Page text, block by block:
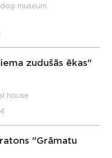
museum
zudušās ēkas"
house
"Grāmatu